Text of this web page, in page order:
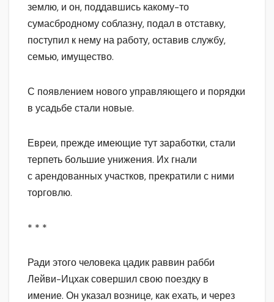
землю, и он, поддавшись какому-то
сумасбродному соблазну, подал в отставку,
поступил к нему на работу, оставив службу,
семью, имущество.
С появлением нового управляющего и порядки
в усадьбе стали новые.
Евреи, прежде имеющие тут заработки, стали
терпеть большие унижения. Их гнали
с арендованных участков, прекратили с ними
торговлю.
* * *
Ради этого человека цадик раввин рабби
Лейви-Ицхак совершил свою поездку в
имение. Он указал вознице, как ехать, и через